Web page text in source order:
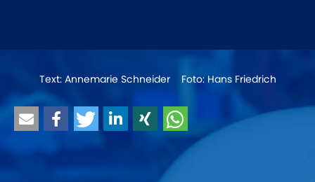
Text: Annemarie Schneider Foto: Hans Friedrich